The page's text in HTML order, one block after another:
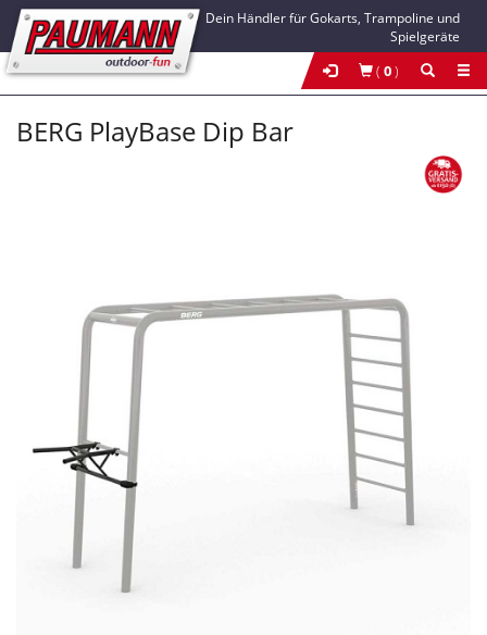
( 0)
Dein Händler für Gokarts, Trampoline und
Spielgeräte
BERG PlayBase Dip Bar